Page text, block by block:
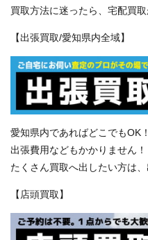
買取方法に迷ったら、宅配買取
【出張買取/愛知県内全域】
愛知県内であればどこでもOK！
出張費用などもかかりません！
たくさん買取へ出したい方は
【店頭買取】